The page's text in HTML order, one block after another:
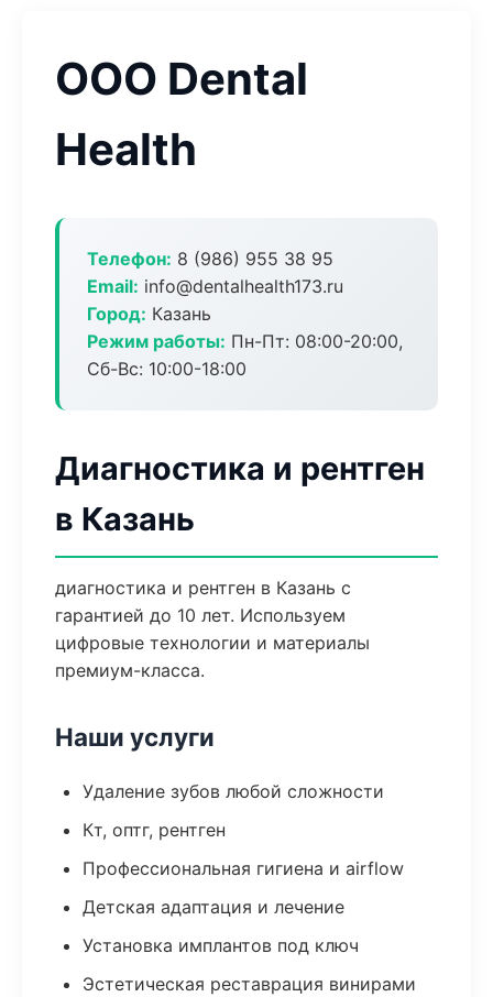
ООО Dental
Health
Телефон: 8 (986) 955 38 95
Email: info@dentalhealth173.ru
Город: Казань
Режим работы: Пн-Пт: 08:00-20:00,
Сб-Вс: 10:00-18:00
Диагностика и рентген
в Казань
диагностика и рентген в Казань с
гарантией до 10 лет. Используем
цифровые технологии и материалы
премиум-класса.
Наши услуги
Удаление зубов любой сложности
Кт, оптг, рентген
Профессиональная гигиена и airflow
Детская адаптация и лечение
Установка имплантов под ключ
Эстетическая реставрация винирами